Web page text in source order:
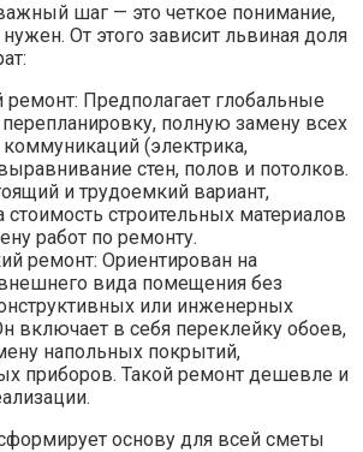
шаг — это четкое понимание,
От этого зависит львиная доля
ремонт: Предполагает глобальные
полную замену всех
(электрика,
стен, полов и потолков.
и трудоемкий вариант,
строительных материалов
работ по ремонту.
ремонт: Ориентирован на
вида помещения без
или инженерных
включает в себя переклейку обоев,
напольных покрытий,
приборов. Такой ремонт дешевле и
основу для всей сметы